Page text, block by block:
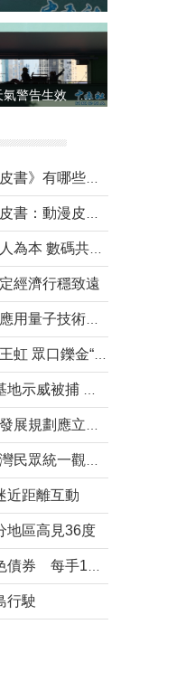
酷熱天氣警告生效 本港高溫持續至下周
經濟行穩致遠
近距離互動
地區高見36度
行駛